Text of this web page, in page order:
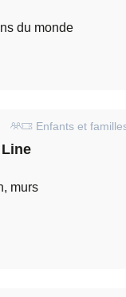
du monde
Enfants et
murs